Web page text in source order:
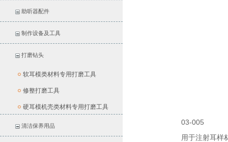
助听器配件
制作设备及工具
打磨钻头
软耳模类材料专用打磨工具
修整打磨工具
硬耳模机壳类材料专用打磨工具
清洁保养用品
03-005
用于注射耳样